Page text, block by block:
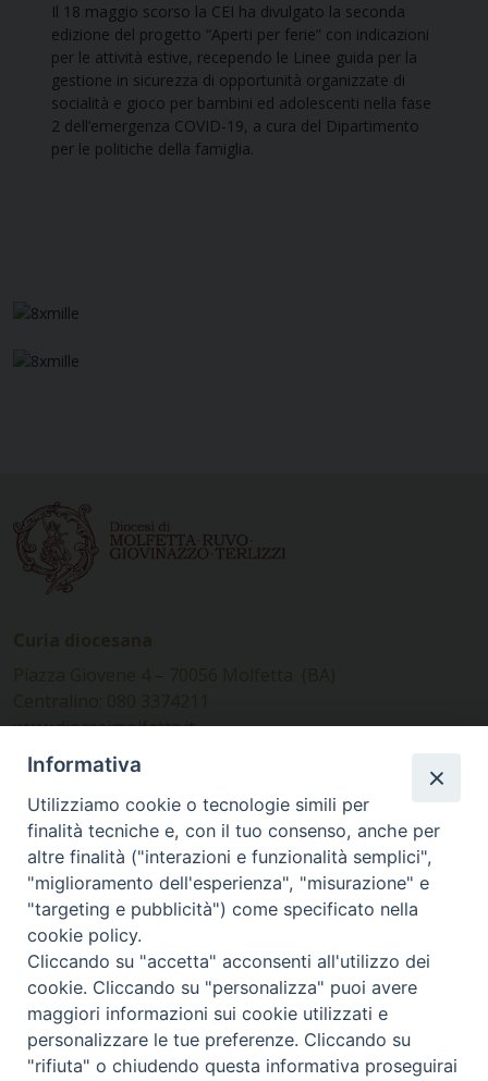
Il 18 maggio scorso la CEI ha divulgato la seconda
edizione del progetto “Aperti per ferie” con indicazioni
per le attività estive, recependo le Linee guida per la
gestione in sicurezza di opportunità organizzate di
socialità e gioco per bambini ed adolescenti nella fase
2 dell’emergenza COVID-19, a cura del Dipartimento
per le politiche della famiglia.
www.diocesimolfetta.it –
diocesimolfetta@pec.chiesacattolica.it
Ufficio Comunicazioni sociali
Piazza Giovene 4 – 70056 Molfetta (BA)
comunicazionisociali@diocesimolfetta.it
SEGUICI SU
Facebook
Instagram
X YouTube
Feed
Privacy Policy - trasparenza
Informativa
Utilizziamo cookie o tecnologie simili per
finalità tecniche e, con il tuo consenso, anche per
altre finalità ("interazioni e funzionalità semplici",
"miglioramento dell'esperienza", "misurazione" e
"targeting e pubblicità") come specificato nella
cookie policy.
Cliccando su "accetta" acconsenti all'utilizzo dei
cookie. Cliccando su "personalizza" puoi avere
maggiori informazioni sui cookie utilizzati e
personalizzare le tue preferenze. Cliccando su
"rifiuta" o chiudendo questa informativa proseguirai